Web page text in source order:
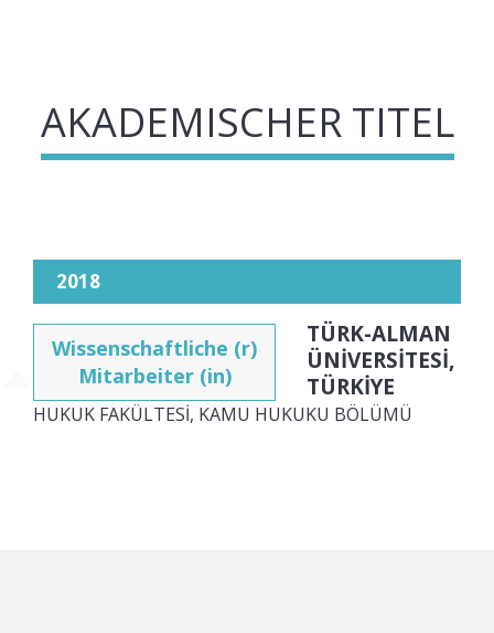
AKADEMISCHER TITEL
2018
Wissenschaftliche (r)
Mitarbeiter (in)
TÜRK-ALMAN
ÜNİVERSİTESİ,
TÜRKİYE
HUKUK FAKÜLTESİ, KAMU HUKUKU BÖLÜMÜ